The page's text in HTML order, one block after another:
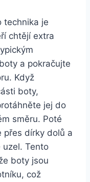
technika je
chtějí extra
a pokračujte
Když
boty,
jej do
směru. Poté
přes dírky dolů a
uzel. Tento
boty jsou
což